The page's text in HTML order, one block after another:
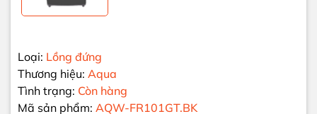
Loại: Lồng đứng
Thương hiệu: Aqua
Tình trạng: Còn hàng
Mã sản phẩm: AQW-FR101GT.BK